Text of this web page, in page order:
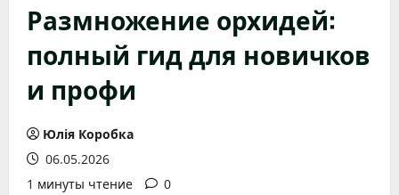
Размножение орхидей:
полный гид для новичков
и профи
Юлія Коробка
06.05.2026
1 минуты чтение
0